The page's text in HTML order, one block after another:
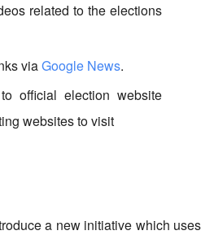
related to the elections
viaGoogle News.
official election website
websites to visit
a new initiative which uses